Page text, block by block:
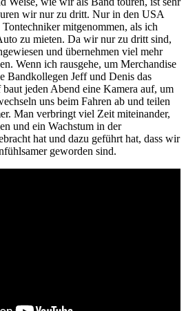
wir nur zu dritt. Nur in den USA
mitgenommen, als ich
zu mieten. Da wir nur zu dritt sind,
und übernehmen viel mehr
Wenn ich rausgehe, um Merchandise
Bandkollegen Jeff und Denis das
jeden Abend eine Kamera auf, um
uns beim Fahren ab und teilen
Man verbringt viel Zeit miteinander,
und ein Wachstum in der
hat und dazu geführt hat, dass wir
geworden sind.